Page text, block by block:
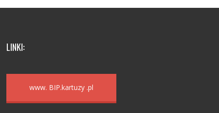
LINKI:
www. BIP.kartuzy .pl